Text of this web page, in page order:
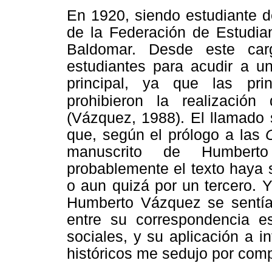
En 1920, siendo estudiante
de la Federación de
Baldomar. Desde este
estudiantes para acudir a
principal, ya que las
prohibieron la
(Vázquez, 1988). El
que, según el prólogo a las
manuscrito de
probablemente el texto haya
o aun quizá por un tercero.
Humberto Vázquez se
entre su correspondencia
sociales, y su aplicación a
históricos me sedujo por